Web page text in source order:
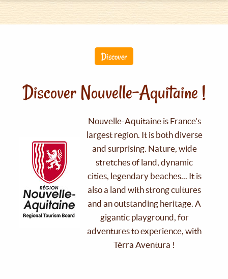
Discover
Discover Nouvelle-Aquitaine !
Nouvelle-Aquitaine is France's
largest region. It is both diverse
and surprising. Nature, wide
stretches of land, dynamic
cities, legendary beaches... It is
also a land with strong cultures
and an outstanding heritage. A
gigantic playground, for
adventures to experience, with
Tèrra Aventura !